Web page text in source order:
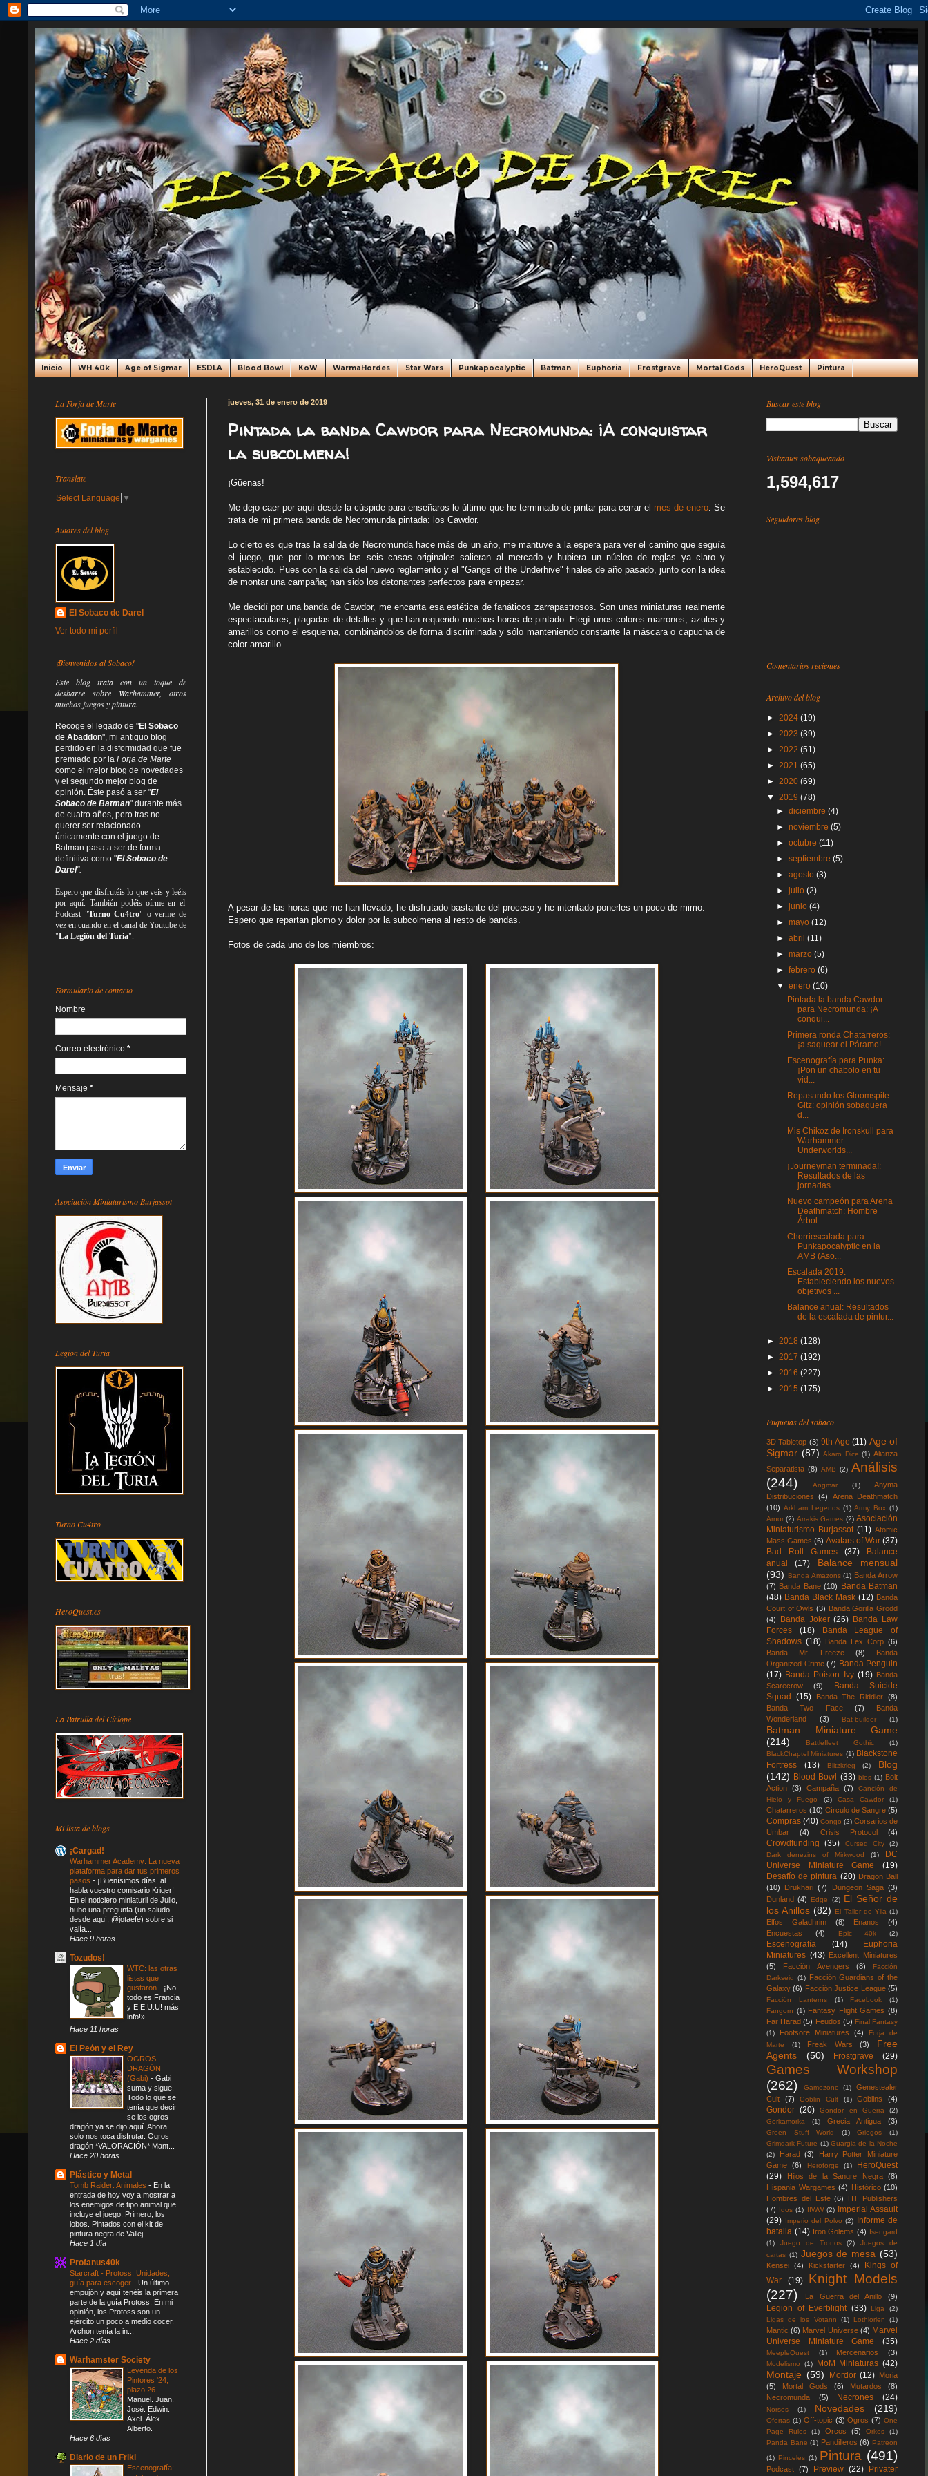
Inicio WH 40k Age of Sigmar ESDLA Blood Bowl KoW WarmaHordes Star Wars Punkapocalyptic Batman Euphoria Frostgrave Mortal Gods HeroQuest Pintura
jueves, 31 de enero de 2019
Pintada la banda Cawdor para Necromunda: ¡A conquistar
la subcolmena!
¡Güenas!
Me dejo caer por aquí desde la cúspide para enseñaros lo último que he terminado de pintar para cerrar el mes de enero. Se
trata de mi primera banda de Necromunda pintada: los Cawdor.
Lo cierto es que tras la salida de Necromunda hace más de un año, me mantuve a la espera para ver el camino que seguía
el juego, que por lo menos las seis casas originales salieran al mercado y hubiera un núcleo de reglas ya claro y
establecido. Pues con la salida del nuevo reglamento y el "Gangs of the Underhive" finales de año pasado, junto con la idea
de montar una campaña; han sido los detonantes perfectos para empezar.
Me decidí por una banda de Cawdor, me encanta esa estética de fanáticos zarrapastrosos. Son unas miniaturas realmente
espectaculares, plagadas de detalles y que han requerido muchas horas de pintado. Elegí unos colores marrones, azules y
amarillos como el esquema, combinándolos de forma discriminada y sólo manteniendo constante la máscara o capucha de
color amarillo.
A pesar de las horas que me han llevado, he disfrutado bastante del proceso y he intentado ponerles un poco de mimo.
Espero que repartan plomo y dolor por la subcolmena al resto de bandas.
Fotos de cada uno de los miembros:
La Forja de Marte
Translate
Select Language ▼
Autores del blog
El Sobaco de Darel
Ver todo mi perfil
¡Bienvenidos al Sobaco!
Este blog trata con un toque de
desbarre sobre Warhammer, otros
muchos juegos y pintura.
Recoge el legado de "El Sobaco
de Abaddon", mi antiguo blog
perdido en la disformidad que fue
premiado por la Forja de Marte
como el mejor blog de novedades
y el segundo mejor blog de
opinión. Éste pasó a ser "El
Sobaco de Batman" durante más
de cuatro años, pero tras no
querer ser relacionado
únicamente con el juego de
Batman pasa a ser de forma
definitiva como "El Sobaco de
Darel".
Espero que disfrutéis lo queveis yleéis
por aquí. También podéis oírme en el
Podcast "Turno Cu4tro" o verme de
vez en cuando en el canal de Youtube de
"La Legión del Turia".
Formulario de contacto
Nombre
Correo electrónico *
Mensaje *
Asociación Miniaturismo Burjassot
Legion del Turia
Turno Cu4tro
HeroQuest.es
La Patrulla del Cíclope
Mi lista de blogs
¡Cargad!
Warhammer Academy: La nueva
plataforma para dar tus primeros
pasos - ¡Buenísimos días, al
habla vuestro comisario Kriger!
En el noticiero miniaturil de Julio,
hubo una pregunta (un saludo
desde aquí, @jotaefe) sobre si
valía...
Hace 9 horas
Tozudos!
WTC: las otras
listas que
gustaron - ¡No
todo es Francia
y E.E.U.U! más
info!»
Hace 11 horas
El Peón y el Rey
OGROS
DRAGÓN
(Gabi) - Gabi
suma y sigue.
Todo lo que se
tenía que decir
se los ogros
dragón ya se dijo aquí. Ahora
solo nos toca disfrutar. Ogros
dragón *VALORACIÓN* Mant...
Hace 20 horas
Plástico y Metal
Tomb Raider: Animales - En la
entrada de hoy voy a mostrar a
los enemigos de tipo animal que
incluye el juego. Primero, los
lobos. Pintados con el kit de
pintura negra de Vallej...
Hace 1 día
Profanus40k
Starcraft - Protoss: Unidades,
guía para escoger - Un último
empujón y aquí tenéis la primera
parte de la guía Protoss. En mi
opinión, los Protoss son un
ejército un poco a medio cocer.
Archon tenía la in...
Hace 2 días
Warhamster Society
Leyenda de los
Pintores '24,
plazo 26 -
Manuel. Juan.
José. Edwin.
Axel. Álex.
Alberto.
Hace 6 días
Diario de un Friki
Escenografía:
Buscar este blog
Visitantes sobaqueando
1,594,617
Seguidores blog
Comentarios recientes
Archivo del blog
► 2024 (19)
► 2023 (39)
► 2022 (51)
► 2021 (65)
► 2020 (69)
▼ 2019 (78)
►diciembre(4)
►noviembre(5)
►octubre(11)
►septiembre(5)
►agosto(3)
►julio(2)
►junio(4)
►mayo(12)
►abril(11)
►marzo(5)
►febrero(6)
▼enero(10)
Pintada la banda Cawdor
para Necromunda: ¡A
conqui...
Primera ronda Chatarreros:
¡a saquear el Páramo!
Escenografía para Punka:
¡Pon un chabolo en tu
vid...
Repasando los Gloomspite
Gitz: opinión sobaquera
d...
Mis Chikoz de Ironskull para
Warhammer
Underworlds...
¡Journeyman terminada!:
Resultados de las
jornadas...
Nuevo campeón para Arena
Deathmatch: Hombre
Árbol ...
Chorriescalada para
Punkapocalyptic en la
AMB (Aso...
Escalada 2019:
Estableciendo los nuevos
objetivos ...
Balance anual: Resultados
de la escalada de pintur...
► 2018 (128)
► 2017 (192)
► 2016 (227)
► 2015 (175)
Etiquetas del sobaco
3D Tabletop (3) 9th Age (11) Age of
Sigmar (87) Akaro Dice (1) Alianza
Separatista (8) AMB (2) Análisis
(244)
Angmar (1)
Anyma
Distribuciones
(4)
Arena Deathmatch
(10) Arkham Legends (1) Army Box (1)
Arnor (2) Arrakis Games (2) Asociación
Miniaturismo Burjassot (11) Atomic
Mass Games (6) Avatars of War (37)
Bad Roll Games
(37)
Balance
anual
(17)
Balance mensual
(93)
Banda Amazons (1) Banda Arrow
(7) Banda Bane (10)
Banda Batman
(48) Banda Black Mask (12) Banda
Court of Owls (3) Banda Gorilla Grodd
(4)
Banda Joker (26) Banda Law
Forces
(18)
Banda League of
Shadows (18) Banda Lex Corp (6)
Banda Mr. Freeze
(8)
Banda
Organized Crime (7) Banda Penguin
(17) Banda Poison Ivy (19) Banda
Scarecrow
(9)
Banda Suicide
Squad
(15) Banda The Riddler (8)
Banda Two Face
(7)
Banda
Wonderland
(3) Bat-builder (1)
Batman Miniature Game
(214)
Battlefleet Gothic
(1)
BlackChaptel Miniatures (1) Blackstone
Fortress
(13) Blitzkrieg (2)
Blog
(142) Blood Bowl (33) blos (1) Bolt
Action (3) Campaña (7)
Canción de
Hielo y Fuego
(2) Casa Cawdor (1)
Chatarreros (10) Círculo de Sangre (5)
Compras (40) Congo (2) Corsarios de
Umbar
(4) Crisis Protocol (4)
Crowdfunding (35) Cursed City
(2)
Dark denezins of Mirkwood
(1)
DC
Universe Miniature Game
(19)
Desafío de pintura (20) Dragon Ball
(10)
Drukhari (7) Dungeon Saga (3)
Dunland (4) Edge (2) El Señor de
los Anillos (82) El Taller de Yila (1)
Elfos Galadhrim (8) Enanos
(4)
Encuestas
(4) Epic 40k (2)
Escenografía (14)
Euphoria
Miniatures (43) Excellent Miniatures
(5)
Facción Avengers (8)
Facción
Darkseid (1) Facción Guardians of the
Galaxy (6) Facción Justice League (5)
Facción Lanterns (1) Facebook
(1)
Fangorn (1) Fantasy Flight Games (8)
Far Harad (5) Feudos (5) Final Fantasy
(1)
Footsore Miniatures (4)
Forja de
Marte
(1) Freak Wars (3)
Free
Agents
(50) Frostgrave (29)
Games Workshop
(262)
Gamezone (1)
Genestealer
Cult
(7) Goblin Cult (1) Goblins (4)
Gondor (20) Gondor en Guerra
(2)
Gorkamorka
(1) Grecia Antigua (3)
Green Stuff World (1) Griegos
(1)
Grimdark Future (1) Guargia de la Noche
(2)
Harad (3)
Harry Potter Miniature
Game
(6) Heroforge (1)
HeroQuest
(29)
Hijos de la Sangre Negra
(8)
Hispania Wargames (4) Histórico (10)
Hombres del Este (6)
HT Publishers
(7) Idos (1) IIWW (2)
Imperial Assault
(29) Imperio del Polvo (2)
Informe de
batalla (14) Iron Golems (4) Isengard
(1)
Juego de Tronos (2)
Juegos de
cartas (1) Juegos de mesa (53)
Kensei (4) Kickstarter (4)
Kings of
War
(19)
Knight Models
(227)
La Guerra del Anillo (9)
Legion of Everblight (33) Liga
(2)
Ligas de los Votann
(1) Lothlorien (1)
Mantic (6) Marvel Universe (4) Marvel
Universe Miniature Game
(35)
MeepleQuest (1) Mercenarios (3)
Modelismo (1) MoM Miniaturas (42)
Montaje (59) Mordor (12) Moria
(5)
Mortal Gods (6) Mutardos
(8)
Necromunda
(5) Necrones (24)
Norses (1) Novedades (219)
Ofertas (1) Off-topic (3) Ogros (7) One
Page Rules
(1) Orcos (5) Orkos
(1)
Panda Bane (1) Pandilleros (6) Patreon
(1) Pinceles (1) Pintura (491)
Podcast (7) Preview (22)
Privater